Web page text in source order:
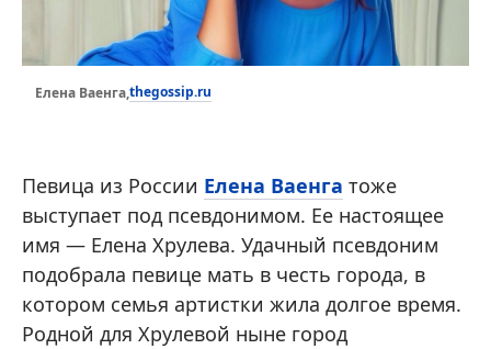
Елена Ваенга,thegossip.ru
Певица из России Елена Ваенга тоже
выступает под псевдонимом. Ее настоящее
имя — Елена Хрулева. Удачный псевдоним
подобрала певице мать в честь города, в
котором семья артистки жила долгое время.
Родной для Хрулевой ныне город